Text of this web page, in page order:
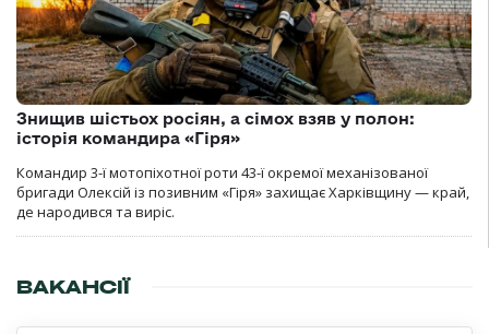
Знищив шістьох росіян, а сімох взяв у полон:
історія командира «Гіря»
Командир 3-ї мотопіхотної роти 43-ї окремої механізованої
бригади Олексій із позивним «Гіря» захищає Харківщину — край,
де народився та виріс.
ВАКАНСІЇ